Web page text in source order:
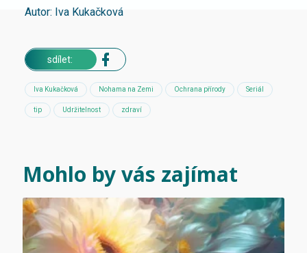
Autor: Iva Kukačková
sdílet:
Iva Kukačková Nohama na Zemi Ochrana přírody Seriál
tip Udržitelnost zdraví
Mohlo by vás zajímat